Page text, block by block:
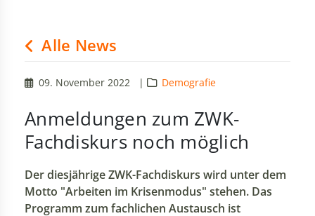
Alle News
09. November 2022 | Demografie
Anmeldungen zum ZWK-
Fachdiskurs noch möglich
Der diesjährige ZWK-Fachdiskurs wird unter dem
Motto "Arbeiten im Krisenmodus" stehen. Das
Programm zum fachlichen Austausch ist